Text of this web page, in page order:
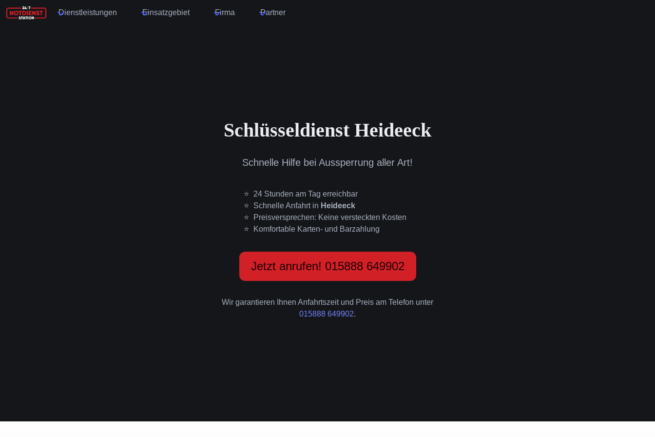
Dienstleistungen Einsatzgebiet Firma Partner
Schlüsseldienst Heideeck
Schnelle Hilfe bei Aussperrung aller Art!
24 Stunden am Tag erreichbar
Schnelle Anfahrt in Heideeck
Preisversprechen: Keine versteckten Kosten
Komfortable Karten- und Barzahlung
Jetzt anrufen! 015888 649902
Wir garantieren Ihnen Anfahrtszeit und Preis am Telefon unter
015888 649902.